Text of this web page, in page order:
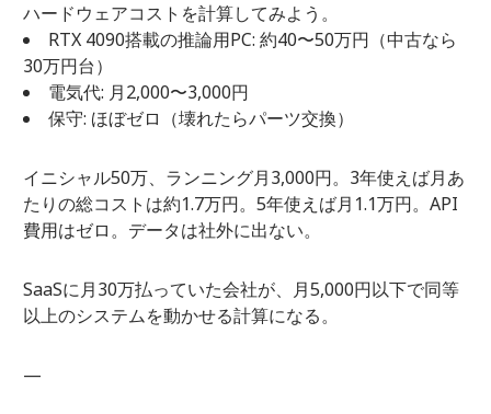
ハードウェアコストを計算してみよう。
RTX 4090搭載の推論用PC: 約40〜50万円（中古なら
30万円台）
電気代: 月2,000〜3,000円
保守: ほぼゼロ（壊れたらパーツ交換）
イニシャル50万、ランニング月3,000円。3年使えば月あ
たりの総コストは約1.7万円。5年使えば月1.1万円。API
費用はゼロ。データは社外に出ない。
SaaSに月30万払っていた会社が、月5,000円以下で同等
以上のシステムを動かせる計算になる。
—